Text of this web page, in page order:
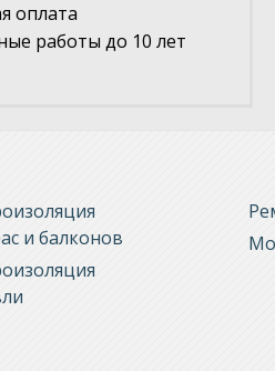
оплата
работы до 10 лет
и балконов